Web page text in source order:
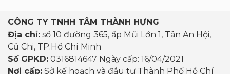
CÔNG TY TNHH TÂM THÀNH HƯNG
Địa chỉ: số 10 đường 365, ấp Mũi Lớn 1, Tân An Hội,
Củ Chi, TP.Hồ Chí Minh
Số GPKD: 0316814647 Ngày cấp: 16/04/2021
Nơi cấp: Sở kế hoạch và đầu tư Thành Phố Hồ Chí